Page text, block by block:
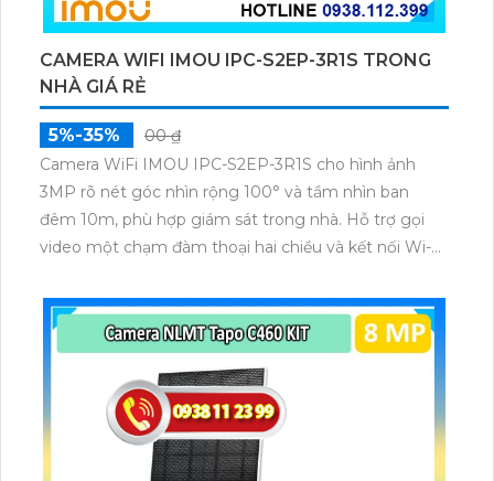
CAMERA WIFI IMOU IPC-S2EP-3R1S TRONG
NHÀ GIÁ RẺ
5%-35%
00 ₫
Camera WiFi IMOU IPC-S2EP-3R1S cho hình ảnh
3MP rõ nét góc nhìn rộng 100° và tầm nhìn ban
đêm 10m, phù hợp giám sát trong nhà. Hỗ trợ gọi
video một chạm đàm thoại hai chiều và kết nối Wi-Fi
microSD tối đa 256GB hoặc lưu đám mây dễ lắp đặt
cho gia đình và văn phòng nhỏ.